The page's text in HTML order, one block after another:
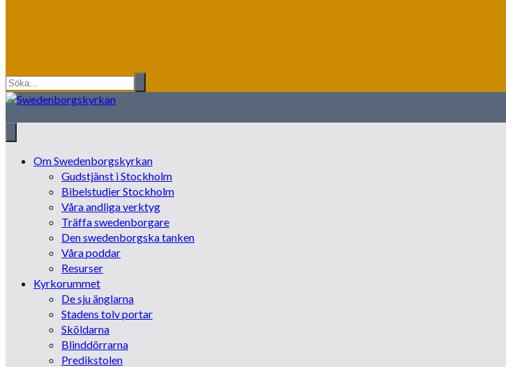
Om Swedenborgskyrkan
Gudstjänst i Stockholm
Bibelstudier Stockholm
Våra andliga verktyg
Träffa swedenborgare
Den swedenborgska tanken
Våra poddar
Resurser
Kyrkorummet
De sju änglarna
Stadens tolv portar
Sköldarna
Blinddörrarna
Predikstolen